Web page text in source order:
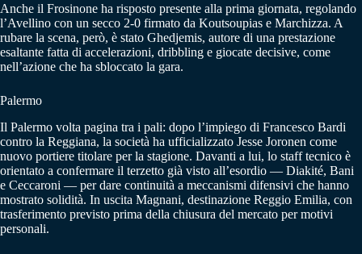
Anche il Frosinone ha risposto presente alla prima giornata, regolando
l’Avellino con un secco 2-0 firmato da Koutsoupias e Marchizza. A
rubare la scena, però, è stato Ghedjemis, autore di una prestazione
esaltante fatta di accelerazioni, dribbling e giocate decisive, come
nell’azione che ha sbloccato la gara.
Palermo
Il Palermo volta pagina tra i pali: dopo l’impiego di Francesco Bardi
contro la Reggiana, la società ha ufficializzato Jesse Joronen come
nuovo portiere titolare per la stagione. Davanti a lui, lo staff tecnico è
orientato a confermare il terzetto già visto all’esordio — Diakité, Bani
e Ceccaroni — per dare continuità a meccanismi difensivi che hanno
mostrato solidità. In uscita Magnani, destinazione Reggio Emilia, con
trasferimento previsto prima della chiusura del mercato per motivi
personali.